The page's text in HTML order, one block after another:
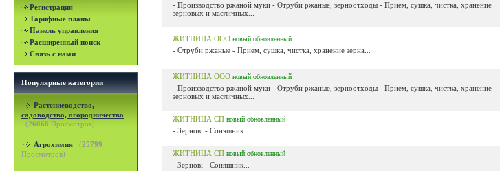
Регистрация
Тарифные планы
Панель управления
Расширенный поиск
Связь с нами
Популярные категории
Растениеводство,
садоводство, огородничество
(26068 Просмотров)
Агрохимия (25799
Просмотров)
- Производство ржаной муки - Отруби ржаные, зерноотходы - Прием, сушка, чистка, хранение
зерновых и масличных...
ЖИТНИЦА ООО новый обновленный
- Отруби ржаные - Прием, сушка, чистка, хранение зерна...
ЖИТНИЦА ООО новый обновленный
- Производство ржаной муки - Отруби ржаные, зерноотходы - Прием, сушка, чистка, хранение
зерновых и масличных...
ЖИТНИЦА СП новый обновленный
- Зернові - Соняшник...
ЖИТНИЦА СП новый обновленный
- Зернові - Соняшник...